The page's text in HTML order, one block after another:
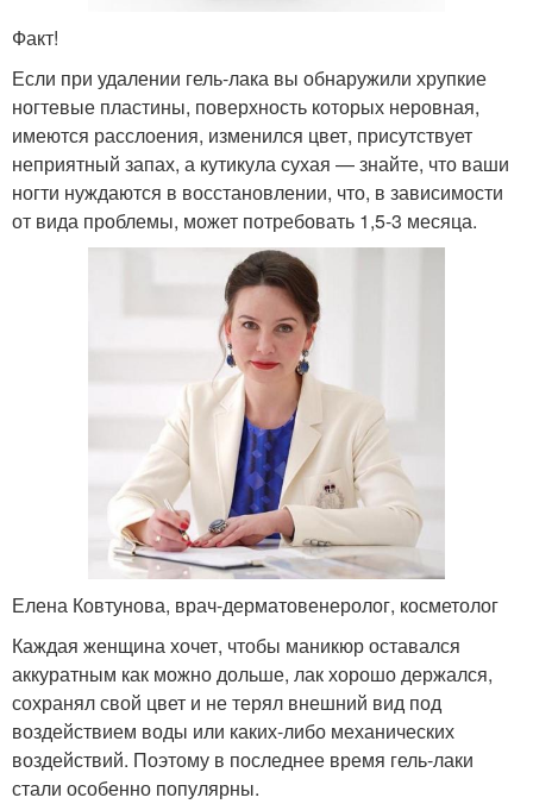
Факт!
Если при удалении гель-лака вы обнаружили хрупкие
ногтевые пластины, поверхность которых неровная,
имеются расслоения, изменился цвет, присутствует
неприятный запах, а кутикула сухая — знайте, что ваши
ногти нуждаются в восстановлении, что, в зависимости
от вида проблемы, может потребовать 1,5-3 месяца.
Елена Ковтунова, врач-дерматовенеролог, косметолог
Каждая женщина хочет, чтобы маникюр оставался
аккуратным как можно дольше, лак хорошо держался,
сохранял свой цвет и не терял внешний вид под
воздействием воды или каких-либо механических
воздействий. Поэтому в последнее время гель-лаки
стали особенно популярны.